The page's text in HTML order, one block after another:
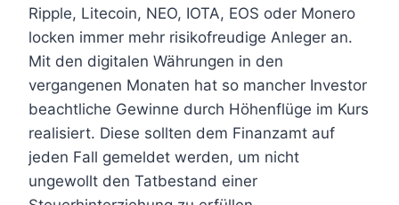
Ripple, Litecoin, NEO, IOTA, EOS oder Monero
locken immer mehr risikofreudige Anleger an.
Mit den digitalen Währungen in den
vergangenen Monaten hat so mancher Investor
beachtliche Gewinne durch Höhenflüge im Kurs
realisiert. Diese sollten dem Finanzamt auf
jeden Fall gemeldet werden, um nicht
ungewollt den Tatbestand einer